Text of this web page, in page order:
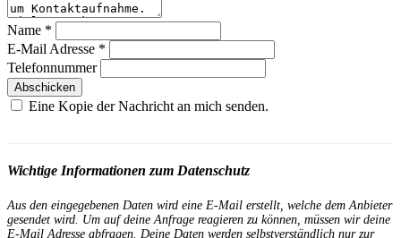
Name *
E-Mail Adresse *
Telefonnummer
Abschicken
Eine Kopie der Nachricht an mich senden.
Wichtige Informationen zum Datenschutz
Aus den eingegebenen Daten wird eine E-Mail erstellt, welche dem Anbieter
gesendet wird. Um auf deine Anfrage reagieren zu können, müssen wir deine
E-Mail Adresse abfragen. Deine Daten werden selbstverständlich nur zur